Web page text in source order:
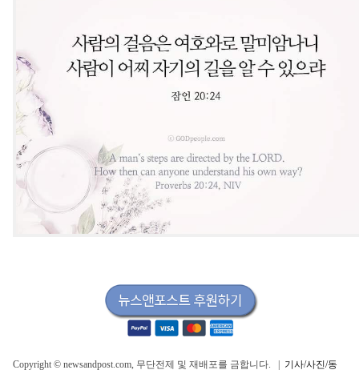
Copyright © newsandpost.com, 무단전제 및 재배포를 금합니다. | 기사/사진/동